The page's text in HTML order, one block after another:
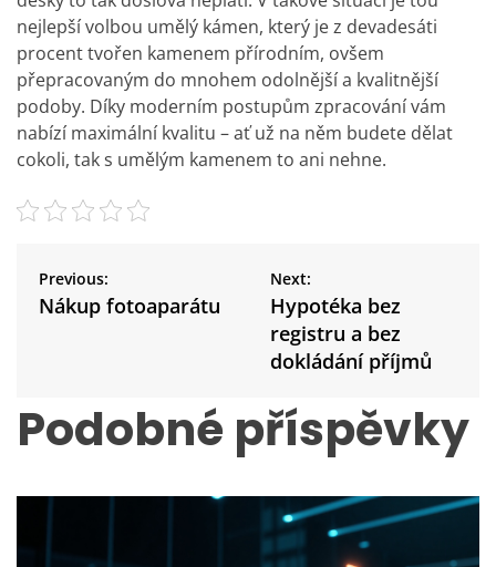
nejlepší volbou umělý kámen, který je z devadesáti
procent tvořen kamenem přírodním, ovšem
přepracovaným do mnohem odolnější a kvalitnější
podoby. Díky moderním postupům zpracování vám
nabízí maximální kvalitu – ať už na něm budete dělat
cokoli, tak s umělým kamenem to ani nehne.
c
e
r
p
Previous:
Nákup fotoaparátu
Next:
Hypotéka bez
registru a bez
dokládání příjmů
Podobné příspěvky